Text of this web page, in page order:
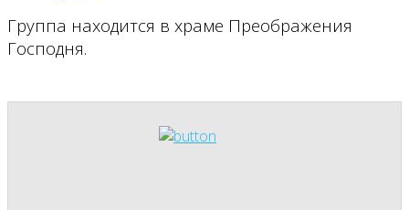
Группа находится в храме Преображения
Господня.